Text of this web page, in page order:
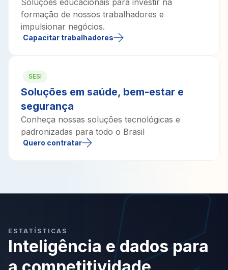
Soluções educacionais para investir na
formação de nossos trabalhadores e
impulsionar negócios.
Capacitar trabalhadores
SESI
Soluções em saúde, bem-estar e
segurança
Conheça nossas soluções tecnológicas e
padronizadas para todo o Brasil
Quero contratar
ESTATÍSTICAS
Inteligência e dados para